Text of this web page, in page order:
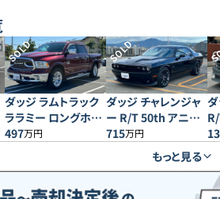
SOLD
ダッジ ラムトラック
ララミー ロングホー
ン
497万円
SOLD
ダッジ チャレンジャ
ー R/T 50th アニバ
ーサリー エディショ
715万円
もっと見る